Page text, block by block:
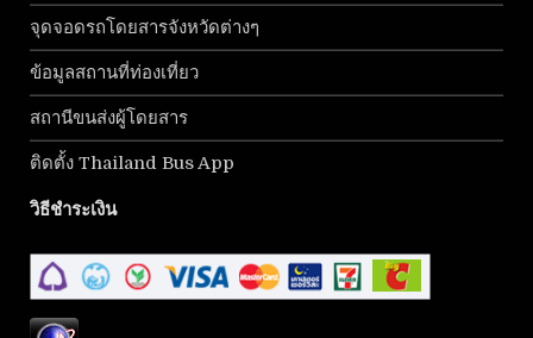
จุดจอดรถโดยสารจังหวัดต่างๆ
ข้อมูลสถานที่ท่องเที่ยว
สถานีขนส่งผู้โดยสาร
ติดตั้ง Thailand Bus App
วิธีชำระเงิน